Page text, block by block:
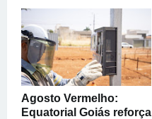
Agosto Vermelho:
Equatorial Goiás reforça